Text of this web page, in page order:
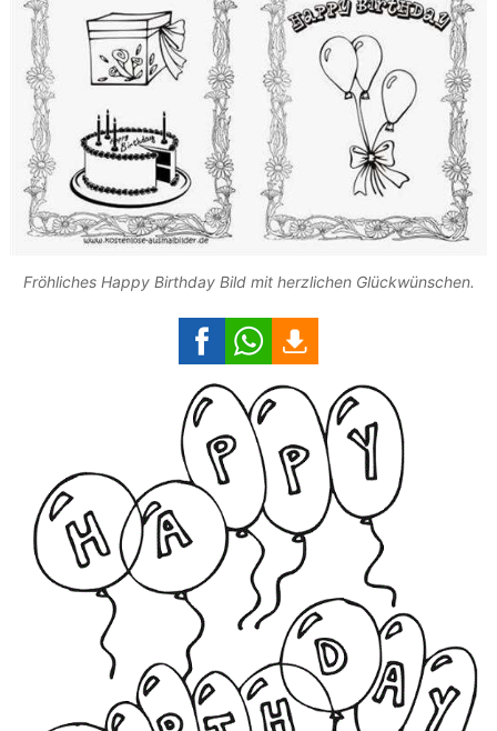
Fröhliches Happy Birthday Bild mit herzlichen Glückwünschen.